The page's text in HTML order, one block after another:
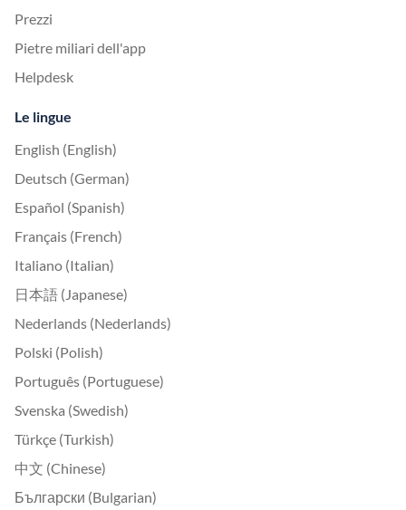
Prezzi
Pietre miliari dell'app
Helpdesk
Le lingue
English (English)
Deutsch (German)
Español (Spanish)
Français (French)
Italiano (Italian)
日本語 (Japanese)
Nederlands (Nederlands)
Polski (Polish)
Português (Portuguese)
Svenska (Swedish)
Türkçe (Turkish)
中文 (Chinese)
Български (Bulgarian)